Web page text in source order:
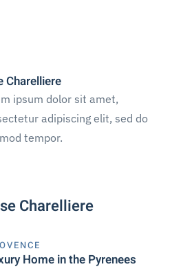
Charelliere
ipsum dolor sit amet,
adipiscing elit, sed do
tempor.
Charelliere
Home in the Pyrenees